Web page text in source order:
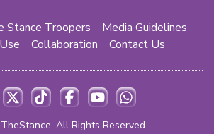
Stance Troopers
Media Guidelines
Collaboration Contact Us
TheStance. All Rights Reserved.